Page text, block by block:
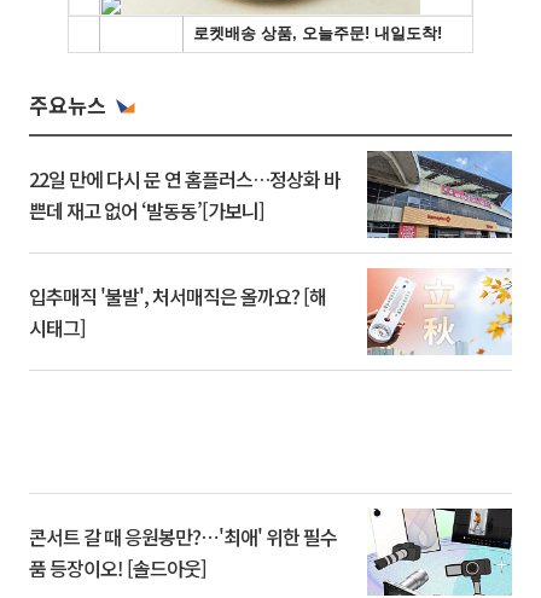
주요뉴스
22일 만에 다시 문 연 홈플러스…정상화 바
쁜데 재고 없어 ‘발동동’[가보니]
입추매직 '불발', 처서매직은 올까요? [해
시태그]
콘서트 갈 때 응원봉만?⋯'최애' 위한 필수
품 등장이오! [솔드아웃]